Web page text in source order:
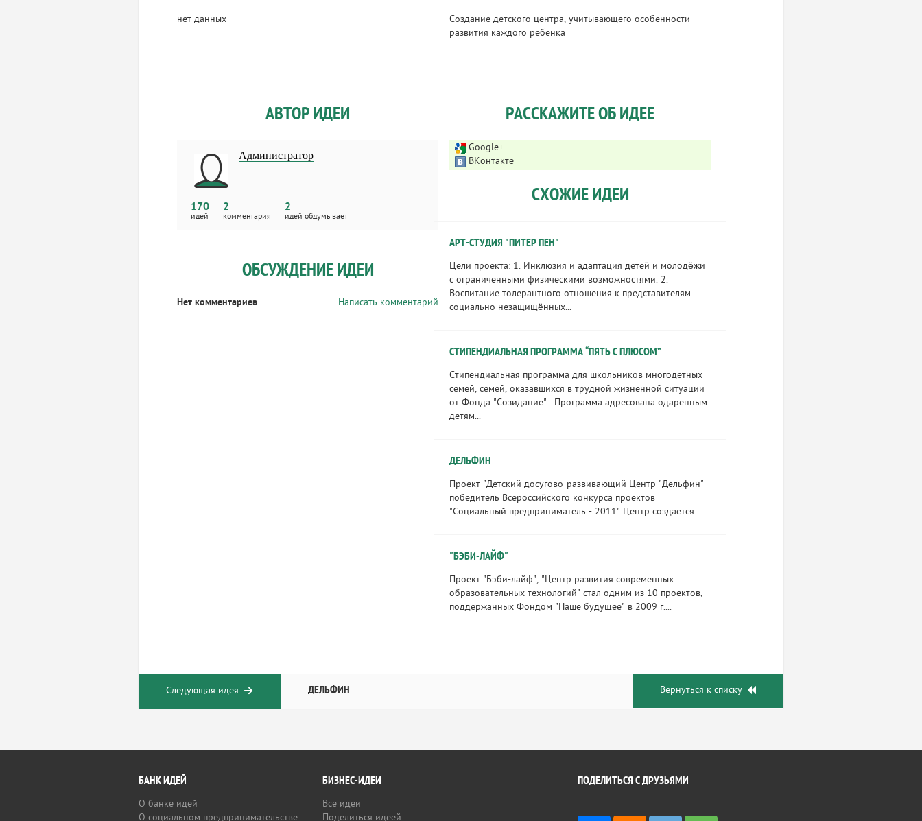
нет данных
Создание детского центра, учитывающего особенности
развития каждого ребенка
АВТОР ИДЕИ
Администратор
170
идей
2
комментария
2
идей обдумывает
ОБСУЖДЕНИЕ ИДЕИ
Написать комментарий
Нет комментариев
РАССКАЖИТЕ ОБ ИДЕЕ
Google+
ВКонтакте
СХОЖИЕ ИДЕИ
АРТ-СТУДИЯ "ПИТЕР ПЕН"
Цели проекта: 1. Инклюзия и адаптация детей и молодёжи
с ограниченными физическими возможностями. 2.
Воспитание толерантного отношения к представителям
социально незащищённых...
СТИПЕНДИАЛЬНАЯ ПРОГРАММА “ПЯТЬ С ПЛЮСОМ”
Стипендиальная программа для школьников многодетных
семей, семей, оказавшихся в трудной жизненной ситуации
от Фонда "Созидание" . Программа адресована одаренным
детям...
ДЕЛЬФИН
Проект "Детский досугово-развивающий Центр "Дельфин" -
победитель Всероссийского конкурса проектов
"Социальный предприниматель - 2011" Центр создается...
"БЭБИ-ЛАЙФ"
Проект "Бэби-лайф", "Центр развития современных
образовательных технологий" стал одним из 10 проектов,
поддержанных Фондом "Наше будущее" в 2009 г....
Следующая идея ДЕЛЬФИН Вернуться к списку
БАНК ИДЕЙ
О банке идей
О социальном предпринимательстве
БИЗНЕС-ИДЕИ
Все идеи
Поделиться идеей
ПОДЕЛИТЬСЯ С ДРУЗЬЯМИ